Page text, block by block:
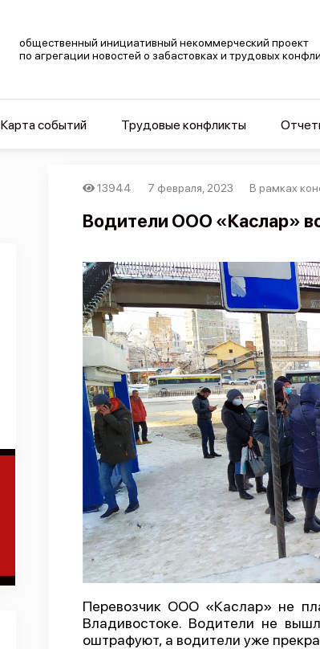
общественный инициативный некоммерческий проект
по агрегации новостей о забастовках и трудовых
Карта событий Трудовые конфликты
13944 7 февраля, 2023 В рамках
Водители ООО «Каслар»
Перевозчик ООО «Каслар» не
Владивостоке. Водители не
оштрафуют, а водители уже